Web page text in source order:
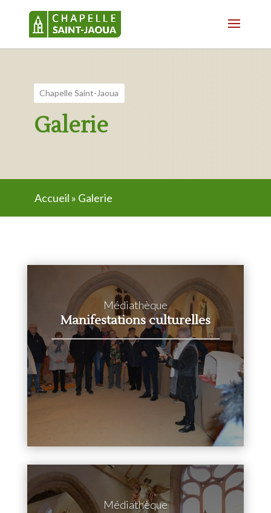
Chapelle Saint-Jaoua
Galerie
Accueil » Galerie
Médiathèque
Manifestations culturelles
Médiathèque